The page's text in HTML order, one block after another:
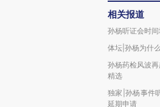
相关报道
孙杨听证会时
体坛|孙杨为什
孙杨药检风波
精选
独家|孙杨事件
延期申请